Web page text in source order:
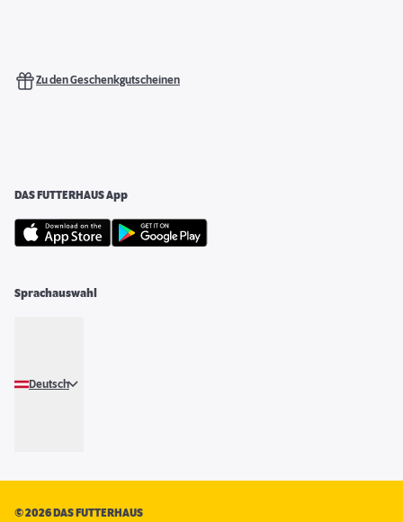
Zu den Geschenkgutscheinen
DAS FUTTERHAUS App
Sprachauswahl
Deutsch
©2026 DAS FUTTERHAUS